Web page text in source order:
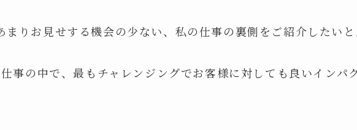
まりお見せする機会の少ない、私の仕事の裏側をご紹介したい
事の中で、最もチャレンジングでお客様に対しても良いインパ